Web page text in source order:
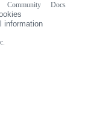
Community
Docs
information